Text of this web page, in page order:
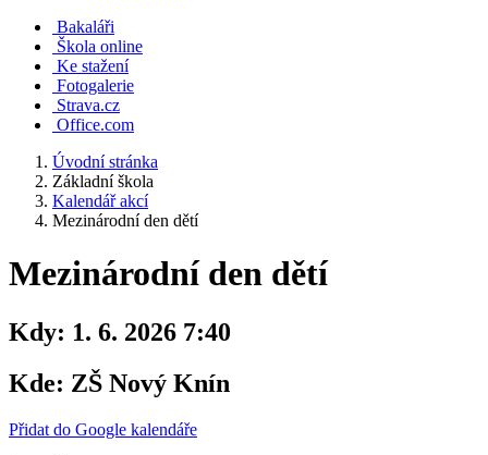
Bakaláři
Škola online
Ke stažení
Fotogalerie
Strava.cz
Office.com
Úvodní stránka
Základní škola
Kalendář akcí
Mezinárodní den dětí
Mezinárodní den dětí
Kdy: 1. 6. 2026 7:40
Kde: ZŠ Nový Knín
Přidat do Google kalendáře